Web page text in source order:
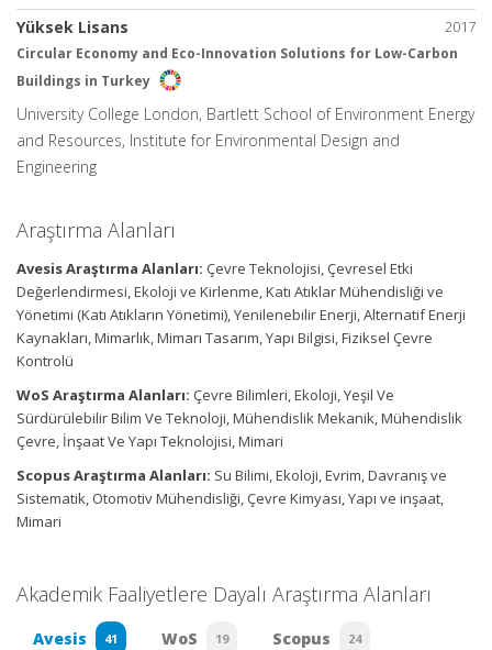
2017
Yüksek Lisans
Circular Economy and Eco-Innovation Solutions for Low-Carbon
Buildings in Turkey
University College London, Bartlett School of Environment Energy
and Resources, Institute for Environmental Design and
Engineering
Araştırma Alanları
Avesis Araştırma Alanları: Çevre Teknolojisi, Çevresel Etki
Değerlendirmesi, Ekoloji ve Kirlenme, Katı Atıklar Mühendisliği ve
Yönetimi (Katı Atıkların Yönetimi), Yenilenebilir Enerji, Alternatif Enerji
Kaynakları, Mimarlık, Mimarı Tasarım, Yapı Bilgisi, Fiziksel Çevre
Kontrolü
WoS Araştırma Alanları: Çevre Bilimleri, Ekoloji, Yeşil Ve
Sürdürülebilir Bilim Ve Teknoloji, Mühendislik Mekanik, Mühendislik
Çevre, İnşaat Ve Yapı Teknolojisi, Mimari
Scopus Araştırma Alanları: Su Bilimi, Ekoloji, Evrim, Davranış ve
Sistematik, Otomotiv Mühendisliği, Çevre Kimyası, Yapı ve inşaat,
Mimari
Akademik Faaliyetlere Dayalı Araştırma Alanları
Avesis 41 WoS 19 Scopus 24